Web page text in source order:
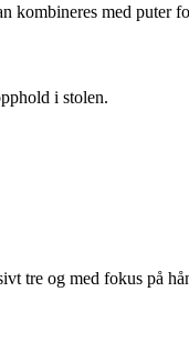
kombineres med puter
i stolen.
tre og med fokus på